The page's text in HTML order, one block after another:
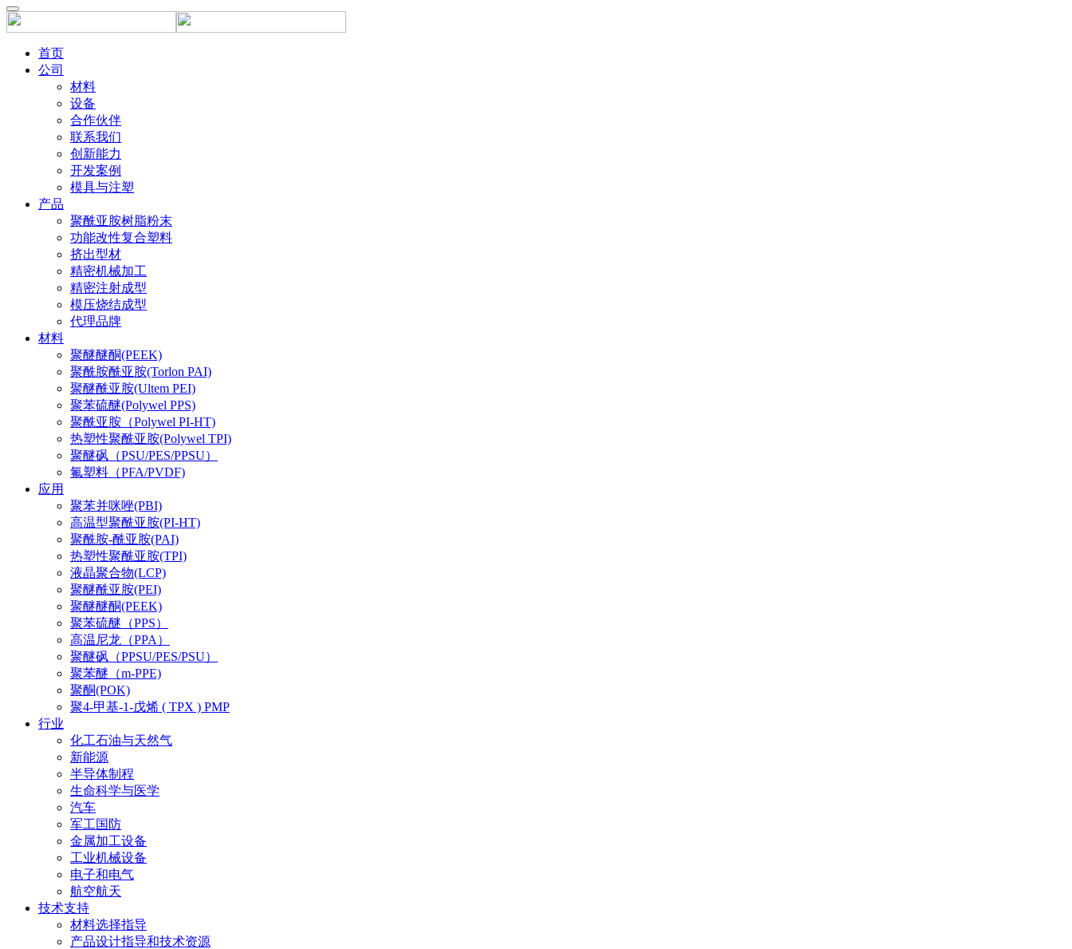
首页
公司
材料
设备
合作伙伴
联系我们
创新能力
开发案例
模具与注塑
产品
聚酰亚胺树脂粉末
功能改性复合塑料
挤出型材
精密机械加工
精密注射成型
模压烧结成型
代理品牌
材料
聚醚醚酮(PEEK)
聚酰胺酰亚胺(Torlon PAI)
聚醚酰亚胺(Ultem PEI)
聚苯硫醚(Polywel PPS)
聚酰亚胺（Polywel PI-HT)
热塑性聚酰亚胺(Polywel TPI)
聚醚砜（PSU/PES/PPSU）
氟塑料（PFA/PVDF)
应用
聚苯并咪唑(PBI)
高温型聚酰亚胺(PI-HT)
聚酰胺-酰亚胺(PAI)
热塑性聚酰亚胺(TPI)
液晶聚合物(LCP)
聚醚酰亚胺(PEI)
聚醚醚酮(PEEK)
聚苯硫醚（PPS）
高温尼龙（PPA）
聚醚砜（PPSU/PES/PSU）
聚苯醚（m-PPE)
聚酮(POK)
聚4-甲基-1-戊烯 ( TPX ) PMP
行业
化工石油与天然气
新能源
半导体制程
生命科学与医学
汽车
军工国防
金属加工设备
工业机械设备
电子和电气
航空航天
技术支持
材料选择指导
产品设计指导和技术资源